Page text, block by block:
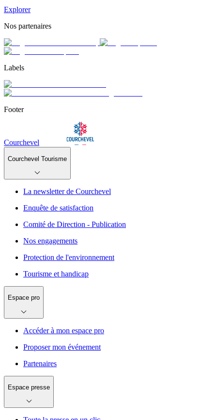
Explorer
Nos partenaires
Labels
Footer
Courchevel
Courchevel Tourisme
La newsletter de Courchevel
Enquête de satisfaction
Comité de Direction - Publication
Nos engagements
Protection de l'environnement
Tourisme et handicap
Espace pro
Accéder à mon espace pro
Proposer mon événement
Partenaires
Espace presse